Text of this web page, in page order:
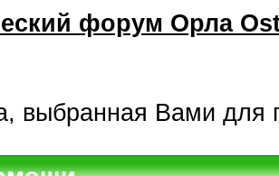
форум Орла
выбранная Вами для